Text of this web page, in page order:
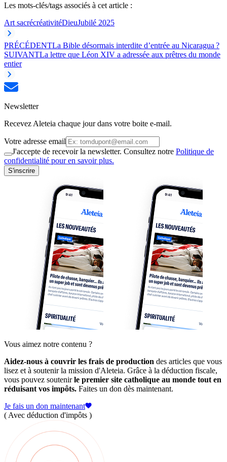
Les mots-clés/tags associés à cet article :
Art sacrécréativitéDieuJubilé 2025
PRÉCÉDENTLa Bible désormais interdite d’entrée au Nicaragua ?
SUIVANTLa lettre que Léon XIV a adressée aux prêtres du monde
entier
Newsletter
Recevez Aleteia chaque jour dans votre boite e-mail.
Votre adresse email
J'accepte de recevoir la newsletter. Consultez notre Politique de
confidentialité pour en savoir plus.
S'inscrire
Vous aimez notre contenu ?
Aidez-nous à couvrir les frais de production des articles que vous
lisez et à soutenir la mission d'Aleteia. Grâce à la déduction fiscale,
vous pouvez soutenirle premier site catholique au monde tout en
réduisant vos impôts. Faites un don dès maintenant.
Je fais un don maintenant
( Avec déduction d'impôts )